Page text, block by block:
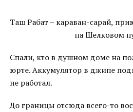
Таш Рабат – караван-сарай,
на Шелковом
Спали, кто в душном доме на
юрте. Аккумулятор в джипе
не работал.
До границы отсюда всего-то